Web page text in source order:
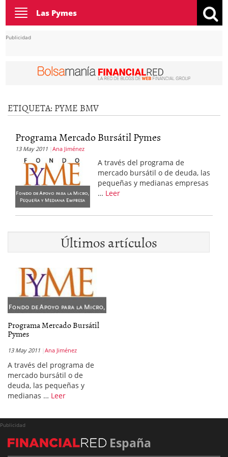
Toggle
navigation
Las Pymes
Publicidad
ETIQUETA: PYME BMV
Programa Mercado Bursátil Pymes
13 May 2011 Ana Jiménez
A través del programa de
mercado bursátil o de deuda, las
pequeñas y medianas empresas
… Leer
Últimos artículos
Programa Mercado Bursátil
Pymes
13 May 2011 Ana Jiménez
A través del programa de
mercado bursátil o de
deuda, las pequeñas y
medianas … Leer
Publicidad
España